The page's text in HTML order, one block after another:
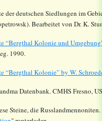
der deutschen Siedlungen im
Bearbeitet von Dr. K.
“Bergthal Kolonie und
1990.
“Bergthal Kolonie” by W.
Datenbank. CMHS Fresno,
Steine, die